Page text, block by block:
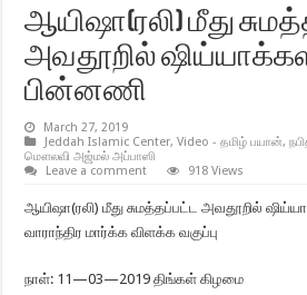
ஆயிஷா(ரலி) மீது
அவதூறில்
பின்னணி
March 27, 2019
Jeddah Islamic Center,Video - தமிழ் பயான்,
மௌலவி அஜ்மல் அப்பாஸி
Leave a comment
918 Views
ஆயிஷா(ரலி) மீது சுமத்தப்பட்ட அவதூறில்
வாராந்திர மார்க்க விளக்க வகுப்பு
நாள்: 11—03—2019 திங்கள் கிழமை